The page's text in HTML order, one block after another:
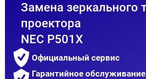
Замена зеркального
проектора
NEC P501X
Официальный сервис
Гарантийное обслуживание